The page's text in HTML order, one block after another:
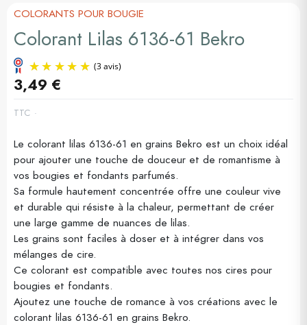
COLORANTS POUR BOUGIE
Colorant Lilas 6136-61 Bekro
(3 avis)
3,49 €
TTC
Le colorant lilas 6136-61 en grains Bekro est un choix idéal
pour ajouter une touche de douceur et de romantisme à
vos bougies et fondants parfumés.
Sa formule hautement concentrée offre une couleur vive
et durable qui résiste à la chaleur, permettant de créer
une large gamme de nuances de lilas.
Les grains sont faciles à doser et à intégrer dans vos
mélanges de cire.
Ce colorant est compatible avec toutes nos cires pour
bougies et fondants.
Ajoutez une touche de romance à vos créations avec le
colorant lilas 6136-61 en grains Bekro.